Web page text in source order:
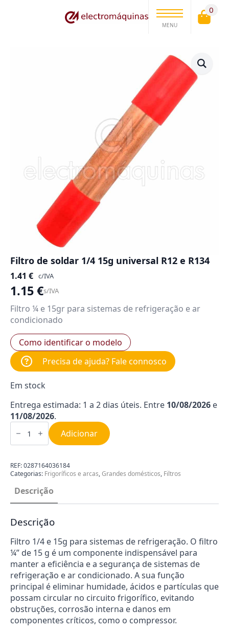
MENU
0
Filtro de soldar 1/4 15g universal R12 e R134
1.41 € c/IVA
1.15€s/IVA
Filtro ¼ e 15gr para sistemas de refrigeração e ar
condicionado
Como identificar o modelo
Precisa de ajuda? Fale connosco
Em stock
Entrega estimada: 1 a 2 dias úteis. Entre 10/08/2026 e
11/08/2026.
Quantidade
de
de
1/4
15g
universal
R12
R134
Adicionar
REF:0287164036184
Categorias: Frigoríficos e arcas,Grandes domésticos, Filtros
Descrição
Descrição
Filtro 1/4 e 15g para sistemas de refrigeração. O filtro
¼” de 15 g é um componente indispensável para
manter a eficiência e a segurança de sistemas de
refrigeração e ar condicionado. A sua função
principal é eliminar humidade, ácidos e partículas que
possam circular no circuito frigorífico, evitando
obstruções, corrosão interna e danos em
componentes críticos, como o compressor.